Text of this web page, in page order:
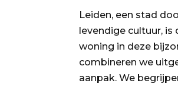
Leiden, een stad
levendige cultuur, is
woning in deze
combineren we
aanpak. We